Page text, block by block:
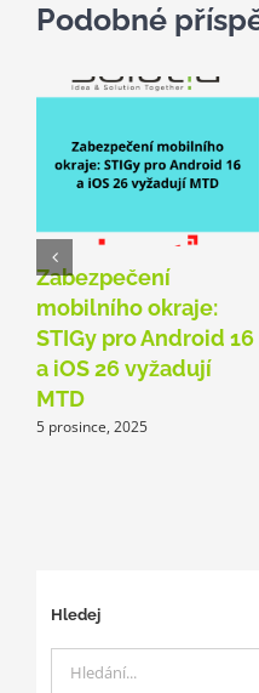
Podobné
Zabezpečení
mobilního okraje:
STIGy pro Android 16
a iOS 26 vyžadují
MTD
5 prosince, 2025
Hledej
Hledat: